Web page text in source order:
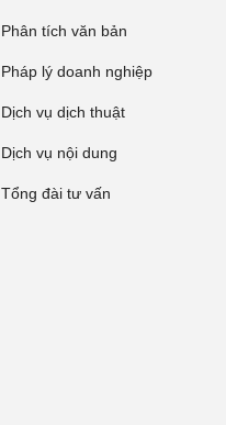
Phân tích văn bản
Pháp lý doanh nghiệp
Dịch vụ dịch thuật
Dịch vụ nội dung
Tổng đài tư vấn